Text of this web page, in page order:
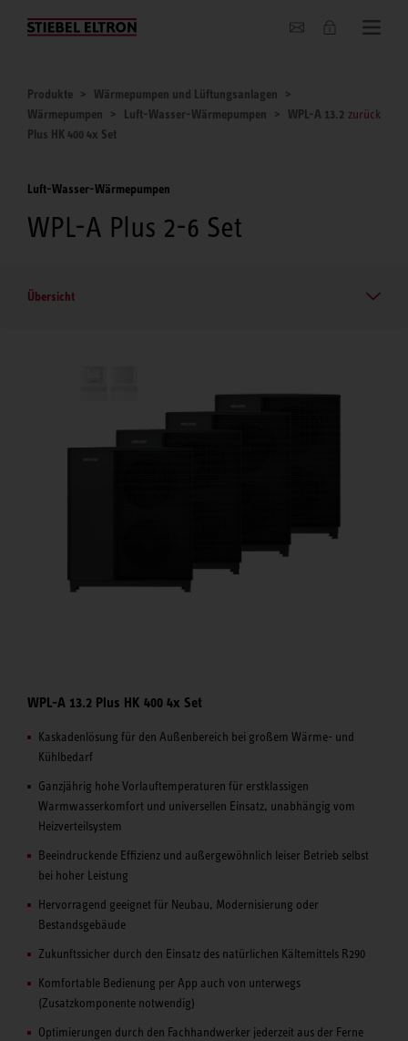
Unternehmen
Produkte
Wärmepumpen und Lüftungsanlagen
Wärmepumpen
Luft-Wasser-Wärmepumpen
WPL-A 13.2
Plus HK 400 4x Set
zurück
Luft-Wasser-Wärmepumpen
WPL-A Plus 2-6 Set
Übersicht
WPL-A 13.2 Plus HK 400 4x Set
Kaskadenlösung für den Außenbereich bei großem Wärme- und
Kühlbedarf
Ganzjährig hohe Vorlauftemperaturen für erstklassigen
Warmwasserkomfort und universellen Einsatz, unabhängig vom
Heizverteilsystem
Beeindruckende Effizienz und außergewöhnlich leiser Betrieb selbst
bei hoher Leistung
Hervorragend geeignet für Neubau, Modernisierung oder
Bestandsgebäude
Zukunftssicher durch den Einsatz des natürlichen Kältemittels R290
Komfortable Bedienung per App auch von unterwegs
(Zusatzkomponente notwendig)
Optimierungen durch den Fachhandwerker jederzeit aus der Ferne